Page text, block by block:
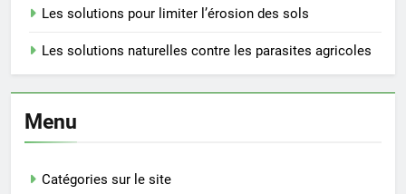
Les solutions pour limiter l’érosion des sols
Les solutions naturelles contre les parasites agricoles
Menu
Catégories sur le site